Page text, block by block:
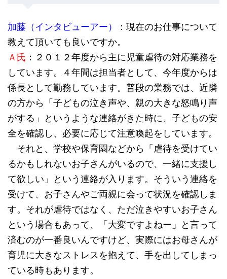
加藤（インタビューアー）
：現在のお仕事について
教えて頂いても良いですか。
Ａ氏 ：２０１２年度から主に児童虐待の対応業務を
しています。４年間は担当者として、今年度からは
係長として勤務しています。普段の業務では、近隣
の方から「子どもの泣き声や、親の大きな怒鳴り声
がする」というような連絡がきた時に、子どもの安
全を確認し、必要に応じて注意喚起をしています。
それと、学校や保育園などから「虐待を受けてい
るかもしれないお子さんがいるので、一緒に支援し
て欲しい」という連絡が入ります。そういう連絡を
受けて、お子さんやご両親に会って状況を確認しま
す。それが虐待ではなく、ただ泣きやすいお子さん
という場合もあって、「大変ですよねー」と言って
済むのが一番良いんですけど、実際にはお母さんが
育児に大きなストレスを抱えて、手を出してしまっ
ている時もあります。